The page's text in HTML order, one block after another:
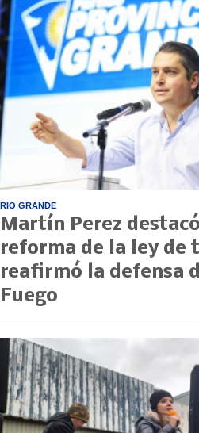
RIO GRANDE
Martín Perez
reforma de la ley de
reafirmó la defensa
Fuego